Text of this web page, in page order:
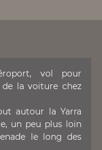
vol pour
de la voiture chez
autour la Yarra
un peu plus loin
le long des